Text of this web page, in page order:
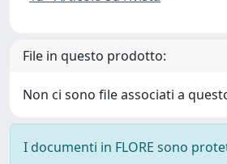
File in questo prodotto:
Non ci sono file associati a
I documenti in FLORE sono